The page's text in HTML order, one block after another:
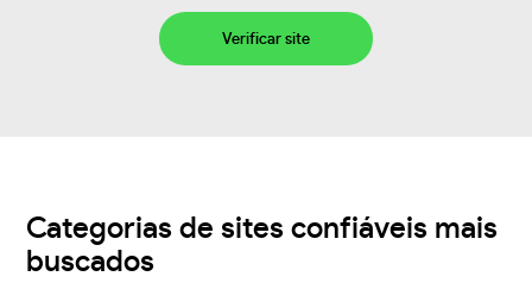
Verificar site
Categorias de sites confiáveis mais
buscados